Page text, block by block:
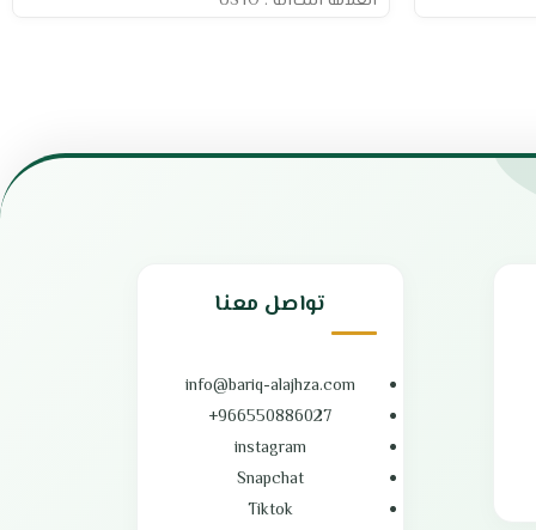
يحتوي علي ازرار تحكم جانبية
الضمان الشامل : عامين
بلد المنشأ : تركيا
تواصل معنا
info@bariq-alajhza.com
966550886027+
instagram
Snapchat
Tiktok